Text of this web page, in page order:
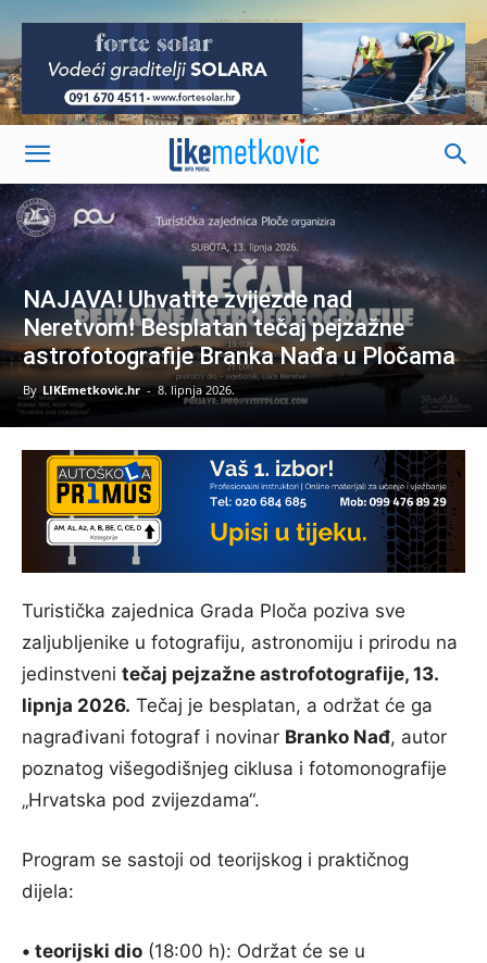
-
NAJAVA! ​Uhvatite zvijezde nad
Neretvom! Besplatan tečaj pejzažne
astrofotografije Branka Nađa u Pločama
By LIKEmetkovic.hr - 8. lipnja 2026.
​Turistička zajednica Grada Ploča poziva sve
zaljubljenike u fotografiju, astronomiju i prirodu na
jedinstveni tečaj pejzažne astrofotografije, 13.
lipnja 2026. Tečaj je besplatan, a održat će ga
nagrađivani fotograf i novinar Branko Nađ, autor
poznatog višegodišnjeg ciklusa i fotomonografije
„Hrvatska pod zvijezdama“.
​Program se sastoji od teorijskog i praktičnog
dijela:
• ​teorijski dio (18:00 h): Održat će se u